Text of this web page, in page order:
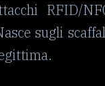
RFID/
sugli